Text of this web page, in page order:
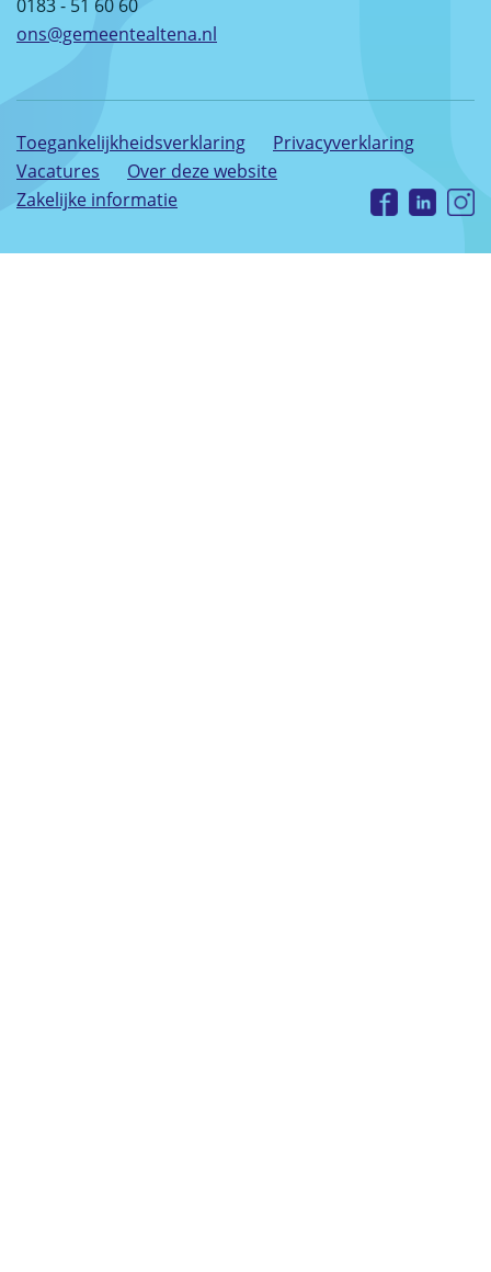
0183 - 51 60 60
ons@gemeentealtena.nl
Toegankelijkheidsverklaring
Privacyverklaring
Vacatures
Over deze website
Zakelijke informatie